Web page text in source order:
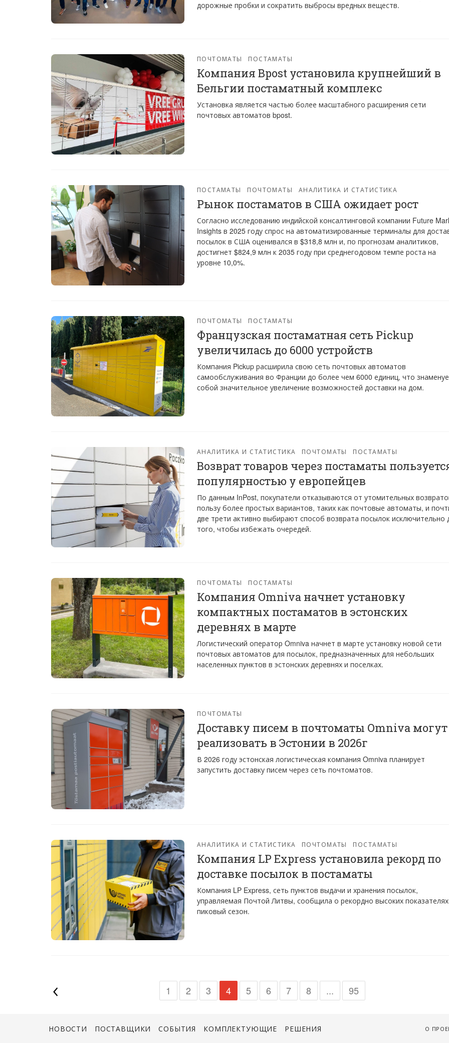
дорожные пробки и сократить выбросы вредных веществ.
ПОЧТОМАТЫ ПОСТАМАТЫ
Компания Bpost установила крупнейший в
Бельгии постаматный комплекс
Установка является частью более масштабного расширения сети
почтовых автоматов bpost.
ПОСТАМАТЫ ПОЧТОМАТЫ АНАЛИТИКА И СТАТИСТИКА
Рынок постаматов в США ожидает рост
Согласно исследованию индийской консалтинговой компании Future
Insights в 2025 году спрос на автоматизированные терминалы для
посылок в США оценивался в $318,8 млн и, по прогнозам аналитиков,
достигнет $824,9 млн к 2035 году при среднегодовом темпе роста на
уровне 10,0%.
ПОЧТОМАТЫ ПОСТАМАТЫ
Французская постаматная сеть Pickup
увеличилась до 6000 устройств
Компания Pickup расширила свою сеть почтовых автоматов
самообслуживания во Франции до более чем 6000 единиц, что
собой значительное увеличение возможностей доставки на дом.
АНАЛИТИКА И СТАТИСТИКА ПОЧТОМАТЫ ПОСТАМАТЫ
Возврат товаров через постаматы
популярностью у европейцев
По данным InPost, покупатели отказываются от утомительных
пользу более простых вариантов, таких как почтовые автоматы, и
две трети активно выбирают способ возврата посылок исключительно
того, чтобы избежать очередей.
ПОЧТОМАТЫ ПОСТАМАТЫ
Компания Omniva начнет установку
компактных постаматов в эстонских
деревнях в марте
Логистический оператор Omniva начнет в марте установку новой сети
почтовых автоматов для посылок, предназначенных для небольших
населенных пунктов в эстонских деревнях и поселках.
ПОЧТОМАТЫ
Доставку писем в почтоматы Omniva могут
реализовать в Эстонии в 2026г
В 2026 году эстонская логистическая компания Omniva планирует
запустить доставку писем через сеть почтоматов.
АНАЛИТИКА И СТАТИСТИКА ПОЧТОМАТЫ ПОСТАМАТЫ
Компания LP Express установила рекорд по
доставке посылок в постаматы
Компания LP Express, сеть пунктов выдачи и хранения посылок,
управляемая Почтой Литвы, сообщила о рекордно высоких
пиковый сезон.
1 2 3 4 5 6 7 8 ... 95
О
НОВОСТИ ПОСТАВЩИКИ СОБЫТИЯ КОМПЛЕКТУЮЩИЕ РЕШЕНИЯ